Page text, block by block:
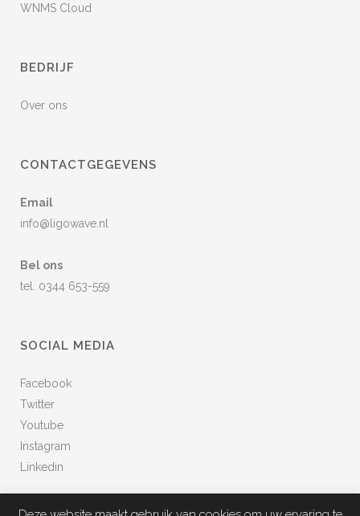
WNMS Cloud
BEDRIJF
Over ons
CONTACTGEGEVENS
Email
info@ligowave.nl
Bel ons
tel. 0344 653-559
SOCIAL MEDIA
Facebook
Twitter
Youtube
Instagram
Linkedin